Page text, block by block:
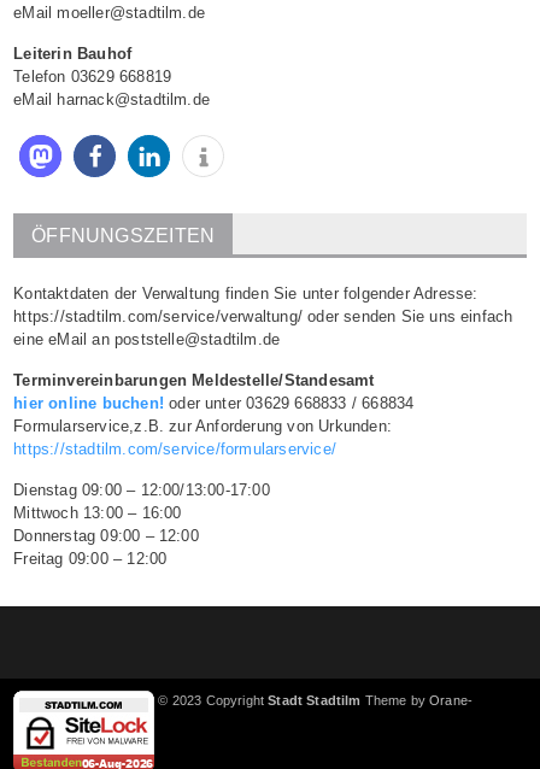
eMail moeller@stadtilm.de
Leiterin Bauhof
Telefon 03629 668819
eMail harnack@stadtilm.de
ÖFFNUNGSZEITEN
Kontaktdaten der Verwaltung finden Sie unter folgender Adresse:
https://stadtilm.com/service/verwaltung/ oder senden Sie uns einfach
eine eMail an poststelle@stadtilm.de
Terminvereinbarungen Meldestelle/Standesamt
hier online buchen! oder unter 03629 668833 / 668834
Formularservice,z.B. zur Anforderung von Urkunden:
https://stadtilm.com/service/formularservice/
Dienstag 09:00 – 12:00/13:00-17:00
Mittwoch 13:00 – 16:00
Donnerstag 09:00 – 12:00
Freitag 09:00 – 12:00
© 2023 CopyrightStadt Stadtilm Theme byOrane-